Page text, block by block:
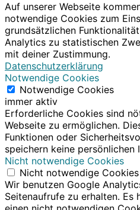
Auf unserer Webseite
notwendige Cookies zum
grundsätzlichen
Analytics zu statistischen
mit deiner Zustimmung.
Datenschutzerklärung
Notwendige Cookies
Notwendige Cookies
immer aktiv
Erforderliche Cookies sind
Webseite zu ermöglichen.
Funktionen oder
speichern keine persönlichen
Nicht notwendige Cookies
Nicht notwendige Cookies
Wir benutzen Google
Seitenaufrufe zu erhalten. Es